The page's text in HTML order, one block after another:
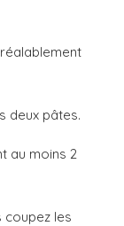
deux pâtes.
au moins 2
coupez les